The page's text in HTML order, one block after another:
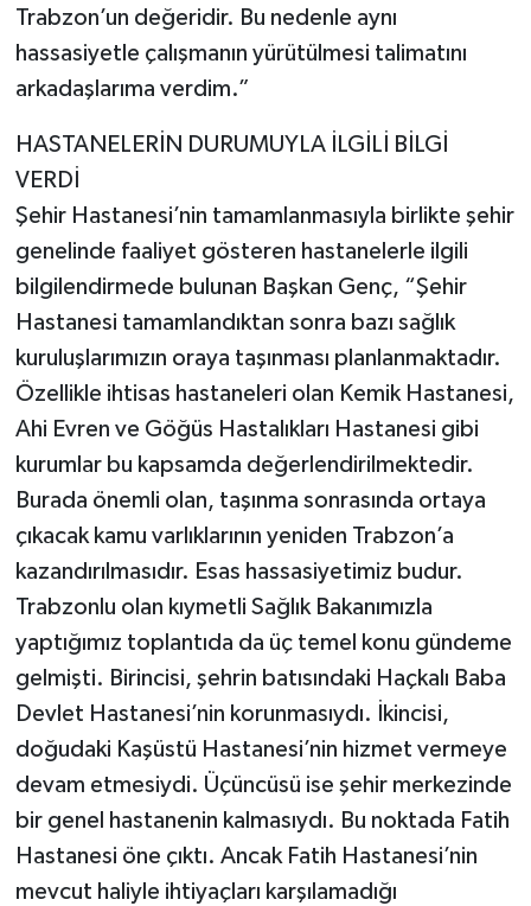
Trabzon’un değeridir. Bu nedenle aynı
hassasiyetle çalışmanın yürütülmesi talimatını
arkadaşlarıma verdim.”
HASTANELERİN DURUMUYLA İLGİLİ BİLGİ
VERDİ
Şehir Hastanesi’nin tamamlanmasıyla birlikte şehir
genelinde faaliyet gösteren hastanelerle ilgili
bilgilendirmede bulunan Başkan Genç, “Şehir
Hastanesi tamamlandıktan sonra bazı sağlık
kuruluşlarımızın oraya taşınması planlanmaktadır.
Özellikle ihtisas hastaneleri olan Kemik Hastanesi,
Ahi Evren ve Göğüs Hastalıkları Hastanesi gibi
kurumlar bu kapsamda değerlendirilmektedir.
Burada önemli olan, taşınma sonrasında ortaya
çıkacak kamu varlıklarının yeniden Trabzon’a
kazandırılmasıdır. Esas hassasiyetimiz budur.
Trabzonlu olan kıymetli Sağlık Bakanımızla
yaptığımız toplantıda da üç temel konu gündeme
gelmişti. Birincisi, şehrin batısındaki Haçkalı Baba
Devlet Hastanesi’nin korunmasıydı. İkincisi,
doğudaki Kaşüstü Hastanesi’nin hizmet vermeye
devam etmesiydi. Üçüncüsü ise şehir merkezinde
bir genel hastanenin kalmasıydı. Bu noktada Fatih
Hastanesi öne çıktı. Ancak Fatih Hastanesi’nin
mevcut haliyle ihtiyaçları karşılamadığı